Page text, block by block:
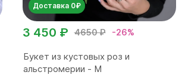
Доставка 0₽
4650 ₽ -26%
3 450 ₽
Букет из кустовых роз и
альстромерии - М